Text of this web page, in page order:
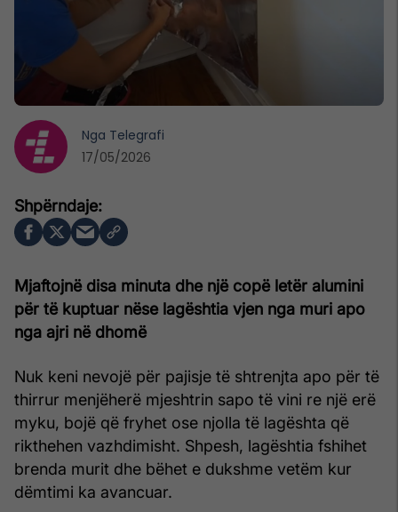
Mjaftojnë disa minuta dhe një copë letër alumini
për të kuptuar nëse lagështia vjen nga muri apo
nga ajri në dhomë
Nuk keni nevojë për pajisje të shtrenjta apo për të
thirrur menjëherë mjeshtrin sapo të vini re një erë
myku, bojë që fryhet ose njolla të lagështa që
rikthehen vazhdimisht. Shpesh, lagështia fshihet
brenda murit dhe bëhet e dukshme vetëm kur
dëmtimi ka avancuar.
Nga Telegrafi
17/05/2026